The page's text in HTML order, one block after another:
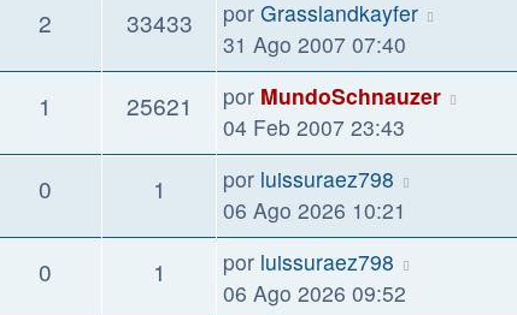
2 33433 por Grasslandkayfer
31 Ago 2007 07:40
1 25621 por MundoSchnauzer
04 Feb 2007 23:43
0 1 por luissuraez798
06 Ago 2026 10:21
0 1 por luissuraez798
06 Ago 2026 09:52